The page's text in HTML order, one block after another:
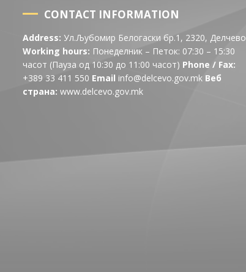
CONTACT INFORMATION
Address: Ул.Љубомир Белогаски бр.1, 2320, Делчево
Working hours: Понеделник – Петок: 07:30 – 15:30
часот (Пауза од 10:30 до 11:00 часот) Phone / Fax:
+389 33 411 550 Email info@delcevo.gov.mk Веб
страна: www.delcevo.gov.mk